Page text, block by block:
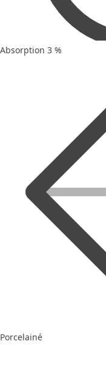
Absorption 3 %
Porcelainé